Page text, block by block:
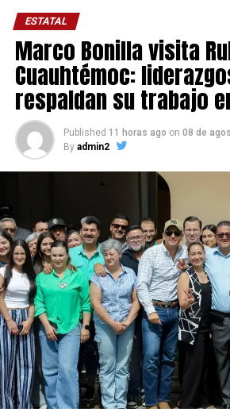
ESTATAL
Marco Bonilla visita
Cuauhtémoc:
respaldan su trabajo
Published 11 horas ago on 08 de
By admin2